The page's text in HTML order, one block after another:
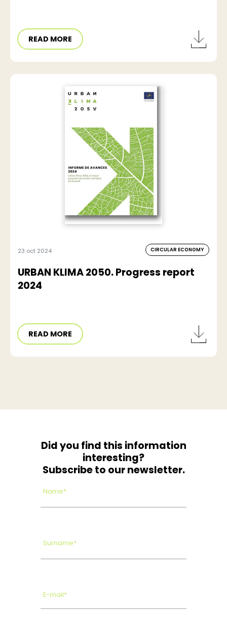
READ MORE
23 oct 2024 CIRCULAR ECONOMY
URBAN KLIMA 2050. Progress report
2024
READ MORE
Did you find this information
interesting?
Subscribe to our newsletter.
Name*
Surname*
E-mail*